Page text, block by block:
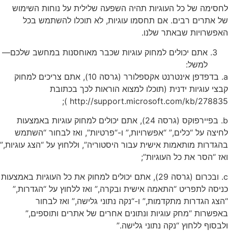
לחסימה של כל העוגיות תהיה השפעה שלילית על נוחות השימוש
של אתרים רבים. אם תחסמו עוגיות, לא תוכלו להשתמש בכל
האפשרויות שבאתר שלנו.
אתם יכולים למחוק עוגיות שכבר מאוחסנות במחשב שלכם—
למשל:
a. בדפדפן אינטרנט אקספלורר (גרסה 10), אתם צריכים למחוק
קבצי עוגיות ידנית (תוכלו למצוא הוראות לכך בכתובת
http://support.microsoft.com/kb/278835 );
b. בפיירפוקס (גרסה 24), אתם יכולים למחוק עוגיות באמצעות
לחיצה על “כלים,” “אפשרויות,” ו-“פרטיות”, ואז לבחור “השתמש
בהגדרות מותאמות אישית עבור היסטוריה”, וללחוץ על “הצג עוגיות,”
ואז “הסר את כל העוגיות”;
c. ובכרום (גרסה 29), אתם יכולים למחוק את כל העוגיות באמצעות
כניסה לתפריט “התאמה אישית ובקרה,” ואז ללחוץ על “הגדרות,”
“הצג הגדרות מתקדמות,” ו-“נקה נתוני גלישה,” ואז לבחור
באפשרות “מחק עוגיות ונתונים אחרים של אתרים ותוספים,”
ולבסוף ללחוץ “נקה נתוני גלישה.”